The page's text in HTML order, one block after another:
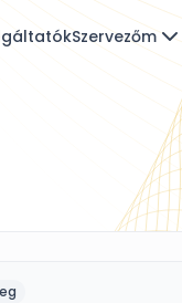
Szervezőm